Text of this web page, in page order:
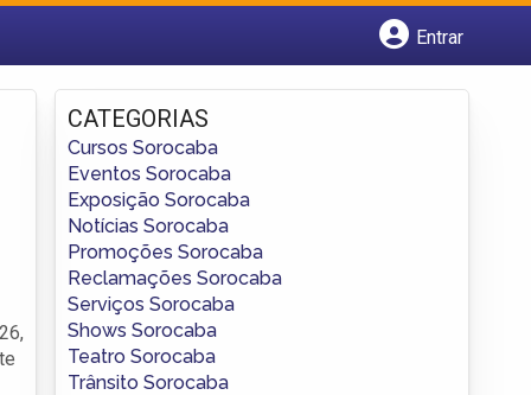
Entrar
Fazer login
Criar conta
CATEGORIAS
Cursos Sorocaba
Eventos Sorocaba
Exposição Sorocaba
Notícias Sorocaba
Promoções Sorocaba
Reclamações Sorocaba
Serviços Sorocaba
Shows Sorocaba
Teatro Sorocaba
Trânsito Sorocaba